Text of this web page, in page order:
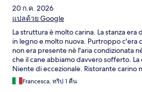
20 ก.ค. 2026
แปลด้วย Google
La struttura è molto carina. La stanza
in legno e molto nuova. Purtroppo c'era
non era presente nè l'aria condizionata
che il cane abbiamo davvero sofferto. La
Niente di eccezionale. Ristorante carino
Parcheggio nella struttura e facile da
giardino dove fare colazione o un
Francesca, ทริป 1 คืน